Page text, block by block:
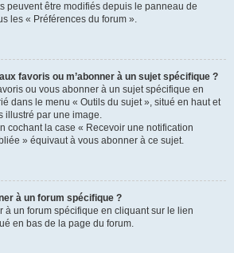
peuvent être modifiés depuis le panneau de
les « Préférences du forum ».
favoris ou m’abonner à un sujet spécifique ?
ou vous abonner à un sujet spécifique en
dans le menu « Outils du sujet », situé en haut et
illustré par une image.
cochant la case « Recevoir une notification
» équivaut à vous abonner à ce sujet.
à un forum spécifique ?
à un forum spécifique en cliquant sur le lien
en bas de la page du forum.